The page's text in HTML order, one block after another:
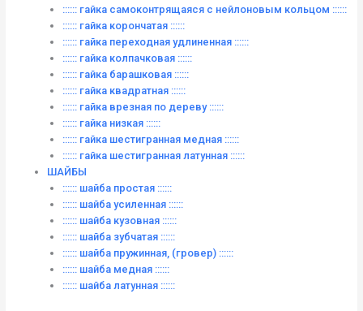
:::::: гайка самоконтрящаяся с нейлоновым кольцом ::::::
:::::: гайка корончатая ::::::
:::::: гайка переходная удлиненная ::::::
:::::: гайка колпачковая ::::::
:::::: гайка барашковая ::::::
:::::: гайка квадратная ::::::
:::::: гайка врезная по дереву ::::::
:::::: гайка низкая ::::::
:::::: гайка шестигранная медная ::::::
:::::: гайка шестигранная латунная ::::::
ШАЙБЫ
:::::: шайба простая ::::::
:::::: шайба усиленная ::::::
:::::: шайба кузовная ::::::
:::::: шайба зубчатая ::::::
:::::: шайба пружинная, (гровер) ::::::
:::::: шайба медная ::::::
:::::: шайба латунная ::::::